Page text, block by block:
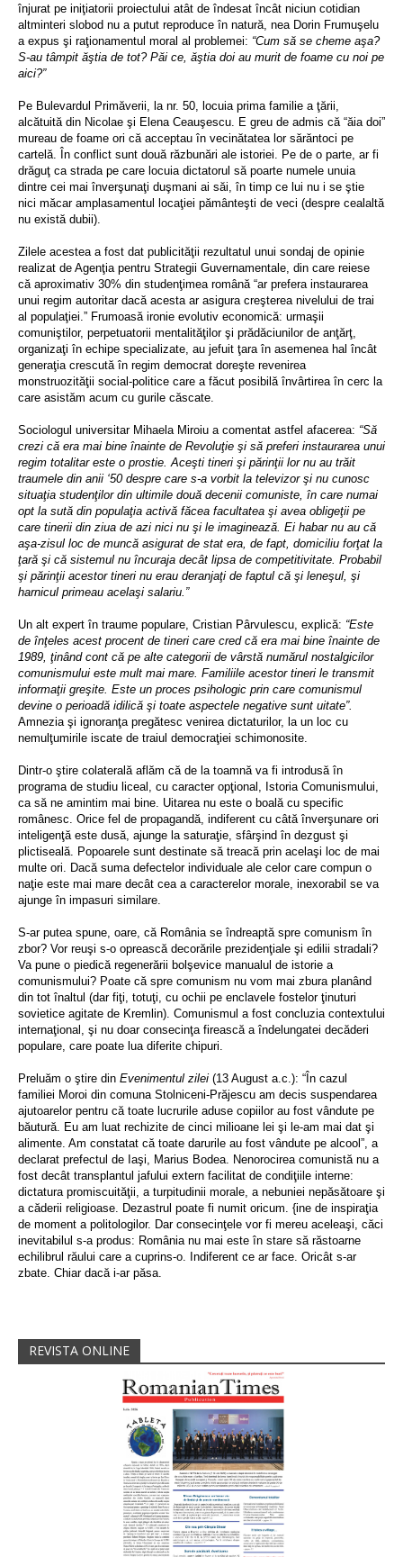
înjurat pe iniţiatorii proiectului atât de îndesat încât niciun cotidian
altminteri slobod nu a putut reproduce în natură, nea Dorin Frumuşelu
a expus şi raţionamentul moral al problemei: “Cum să se cheme aşa?
S-au tâmpit ăştia de tot? Păi ce, ăştia doi au murit de foame cu noi pe
aici?”
Pe Bulevardul Primăverii, la nr. 50, locuia prima familie a ţării,
alcătuită din Nicolae şi Elena Ceauşescu. E greu de admis că “ăia doi”
mureau de foame ori că acceptau în vecinătatea lor sărăntoci pe
cartelă. În conflict sunt două răzbunări ale istoriei. Pe de o parte, ar fi
drăguţ ca strada pe care locuia dictatorul să poarte numele unuia
dintre cei mai înverşunaţi duşmani ai săi, în timp ce lui nu i se ştie
nici măcar amplasamentul locaţiei pământeşti de veci (despre cealaltă
nu există dubii).
Zilele acestea a fost dat publicităţii rezultatul unui sondaj de opinie
realizat de Agenţia pentru Strategii Guvernamentale, din care reiese
că aproximativ 30% din studenţimea română “ar prefera instaurarea
unui regim autoritar dacă acesta ar asigura creşterea nivelului de trai
al populaţiei.” Frumoasă ironie evolutiv economică: urmaşii
comuniştilor, perpetuatorii mentalităţilor şi prădăciunilor de anţărţ,
organizaţi în echipe specializate, au jefuit ţara în asemenea hal încât
generaţia crescută în regim democrat doreşte revenirea
monstruozităţii social-politice care a făcut posibilă învârtirea în cerc la
care asistăm acum cu gurile căscate.
Sociologul universitar Mihaela Miroiu a comentat astfel afacerea: “Să
crezi că era mai bine înainte de Revoluţie şi să preferi instaurarea unui
regim totalitar este o prostie. Aceşti tineri şi părinţii lor nu au trăit
traumele din anii ‘50 despre care s-a vorbit la televizor şi nu cunosc
situaţia studenţilor din ultimile două decenii comuniste, în care numai
opt la sută din populaţia activă făcea facultatea şi avea obligeţii pe
care tinerii din ziua de azi nici nu şi le imaginează. Ei habar nu au că
aşa-zisul loc de muncă asigurat de stat era, de fapt, domiciliu forţat la
ţară şi că sistemul nu încuraja decât lipsa de competitivitate. Probabil
şi părinţii acestor tineri nu erau deranjaţi de faptul că şi leneşul, şi
harnicul primeau acelaşi salariu.”
Un alt expert în traume populare, Cristian Pârvulescu, explică: “Este
de înţeles acest procent de tineri care cred că era mai bine înainte de
1989, ţinând cont că pe alte categorii de vârstă numărul nostalgicilor
comunismului este mult mai mare. Familiile acestor tineri le transmit
informaţii greşite. Este un proces psihologic prin care comunismul
devine o perioadă idilică şi toate aspectele negative sunt uitate”.
Amnezia şi ignoranţa pregătesc venirea dictaturilor, la un loc cu
nemulţumirile iscate de traiul democraţiei schimonosite.
Dintr-o ştire colaterală aflăm că de la toamnă va fi introdusă în
programa de studiu liceal, cu caracter opţional, Istoria Comunismului,
ca să ne amintim mai bine. Uitarea nu este o boală cu specific
românesc. Orice fel de propagandă, indiferent cu câtă înverşunare ori
inteligenţă este dusă, ajunge la saturaţie, sfârşind în dezgust şi
plictiseală. Popoarele sunt destinate să treacă prin acelaşi loc de mai
multe ori. Dacă suma defectelor individuale ale celor care compun o
naţie este mai mare decât cea a caracterelor morale, inexorabil se va
ajunge în impasuri similare.
S-ar putea spune, oare, că România se îndreaptă spre comunism în
zbor? Vor reuşi s-o oprească decorările prezidenţiale şi edilii stradali?
Va pune o piedică regenerării bolşevice manualul de istorie a
comunismului? Poate că spre comunism nu vom mai zbura planând
din tot înaltul (dar fiţi, totuţi, cu ochii pe enclavele fostelor ţinuturi
sovietice agitate de Kremlin). Comunismul a fost concluzia contextului
internaţional, şi nu doar consecinţa firească a îndelungatei decăderi
populare, care poate lua diferite chipuri.
Preluăm o ştire din Evenimentul zilei (13 August a.c.): “În cazul
familiei Moroi din comuna Stolniceni-Prăjescu am decis suspendarea
ajutoarelor pentru că toate lucrurile aduse copiilor au fost vândute pe
băutură. Eu am luat rechizite de cinci milioane lei şi le-am mai dat şi
alimente. Am constatat că toate darurile au fost vândute pe alcool”, a
declarat prefectul de Iaşi, Marius Bodea. Nenorocirea comunistă nu a
fost decât transplantul jafului extern facilitat de condiţiile interne:
dictatura promiscuităţii, a turpitudinii morale, a nebuniei nepăsătoare şi
a căderii religioase. Dezastrul poate fi numit oricum. {ine de inspiraţia
de moment a politologilor. Dar consecinţele vor fi mereu aceleaşi, căci
inevitabilul s-a produs: România nu mai este în stare să răstoarne
echilibrul răului care a cuprins-o. Indiferent ce ar face. Oricât s-ar
zbate. Chiar dacă i-ar păsa.
REVISTA ONLINE